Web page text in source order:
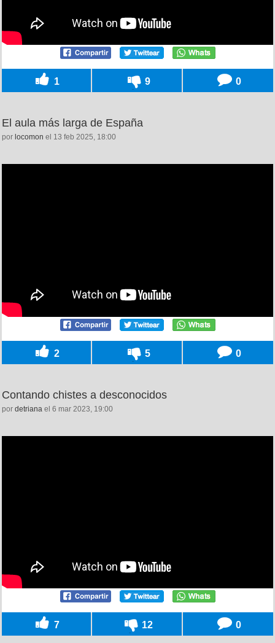
1 9 0
El aula más larga de España
por locomon el 13 feb 2025, 18:00
2 5 0
Contando chistes a desconocidos
por detriana el 6 mar 2023, 19:00
7 12 0